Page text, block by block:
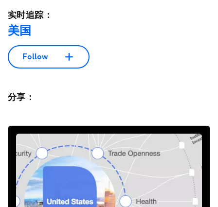
实时追踪：
美国
Follow
分享：